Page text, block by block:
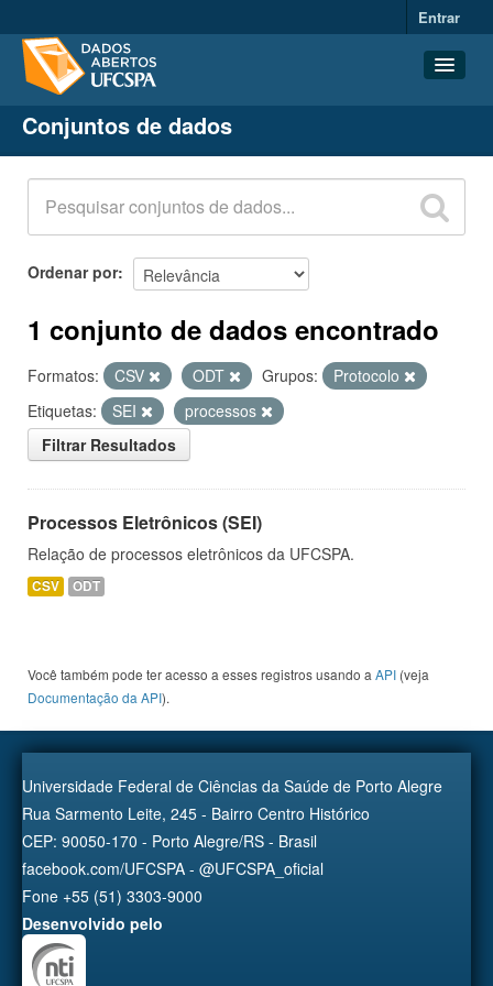
Entrar
Conjuntos de dados
Organizações
Grupos
Sobre
Conjuntos de dados
Ordenar por
1 conjunto de dados encontrado
Formatos: CSV ODT Grupos:
Protocolo
Etiquetas:
SEI
processos
Filtrar Resultados
Processos Eletrônicos (SEI)
Relação de processos eletrônicos da UFCSPA.
CSV ODT
Você também pode ter acesso a esses registros usando a API (veja
Documentação da API).
Universidade Federal de Ciências da Saúde de Porto Alegre
Rua Sarmento Leite, 245 - Bairro Centro Histórico
CEP: 90050-170 - Porto Alegre/RS - Brasil
facebook.com/UFCSPA - @UFCSPA_oficial
Fone +55 (51) 3303-9000
Desenvolvido pelo